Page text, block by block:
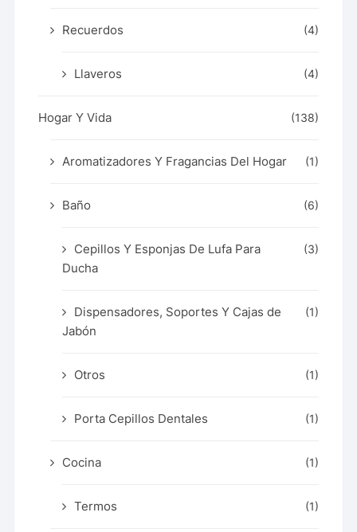
Recuerdos (4)
Llaveros (4)
Hogar Y Vida (138)
Aromatizadores Y Fragancias Del Hogar (1)
Baño (6)
Cepillos Y Esponjas De Lufa Para
Ducha
(3)
Dispensadores, Soportes Y Cajas de
Jabón
(1)
Otros (1)
Porta Cepillos Dentales (1)
Cocina (1)
Termos (1)